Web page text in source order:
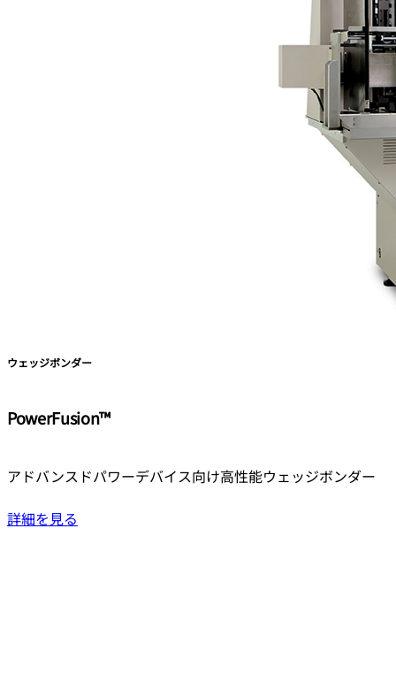
ウェッジボンダー
PowerFusion™
アドバンスドパワーデバイス向け高性能ウェッジボンダー
詳細を見る